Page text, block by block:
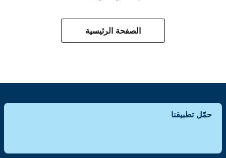
الصفحة الرئيسية
حمّل تطبيقنا